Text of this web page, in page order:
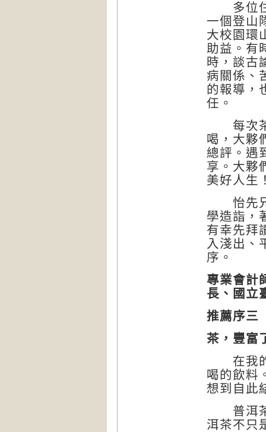
多位住
一個登山
大校園環
助益。有
時，談古
病關係、
的報導，
任。
每次茶
喝，大夥
總評。遇
享。大夥
美好人生
怡先兄
學造詣，
有幸先拜
入淺出、
序。
專業會計
長、國立
推薦序三
茶，豐富
在我的
喝的飲料
想到自此
普洱茶
洱茶不只